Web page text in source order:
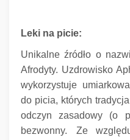
Leki na picie:
Unikalne źródło o
Afrodyty. Uzdrowisko
wykorzystuje
do picia, których
odczyn zasadowy (o
bezwonny.
Ze